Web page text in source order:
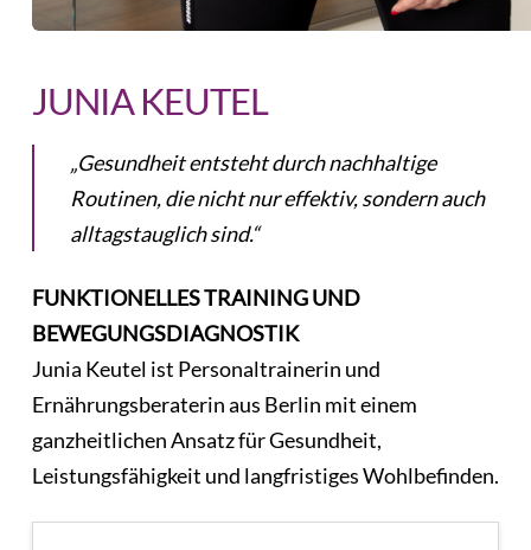
JUNIA KEUTEL
„Gesundheit entsteht durch nachhaltige
Routinen, die nicht nur effektiv, sondern auch
alltagstauglich sind.“
FUNKTIONELLES TRAINING UND
BEWEGUNGSDIAGNOSTIK
Junia Keutel ist Personaltrainerin und
Ernährungsberaterin aus Berlin mit einem
ganzheitlichen Ansatz für Gesundheit,
Leistungsfähigkeit und langfristiges Wohlbefinden.